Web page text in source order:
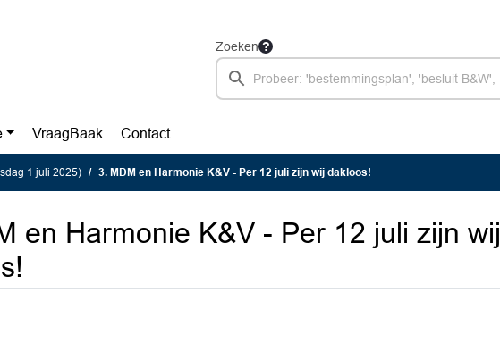
Zoeken
VraagBaak Contact
1 juli 2025) 3. MDM en Harmonie K&V - Per 12 juli zijn wij dakloos!
en Harmonie K&V - Per 12 juli zijn wij